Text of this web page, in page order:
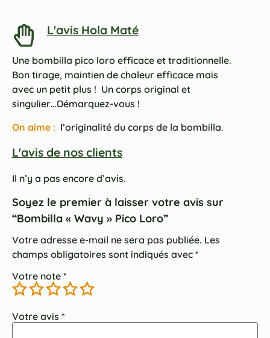
L'avis Hola Maté
Une bombilla pico loro efficace et traditionnelle.
Bon tirage, maintien de chaleur efficace mais
avec un petit plus ! Un corps original et
singulier…Démarquez-vous !
On aime : l’originalité du corps de la bombilla.
L'avis de nos clients
Il n’y a pas encore d’avis.
Soyez le premier à laisser votre avis sur
“Bombilla « Wavy » Pico Loro”
Votre adresse e-mail ne sera pas publiée. Les
champs obligatoires sont indiqués avec *
Votre note *
Votre avis *